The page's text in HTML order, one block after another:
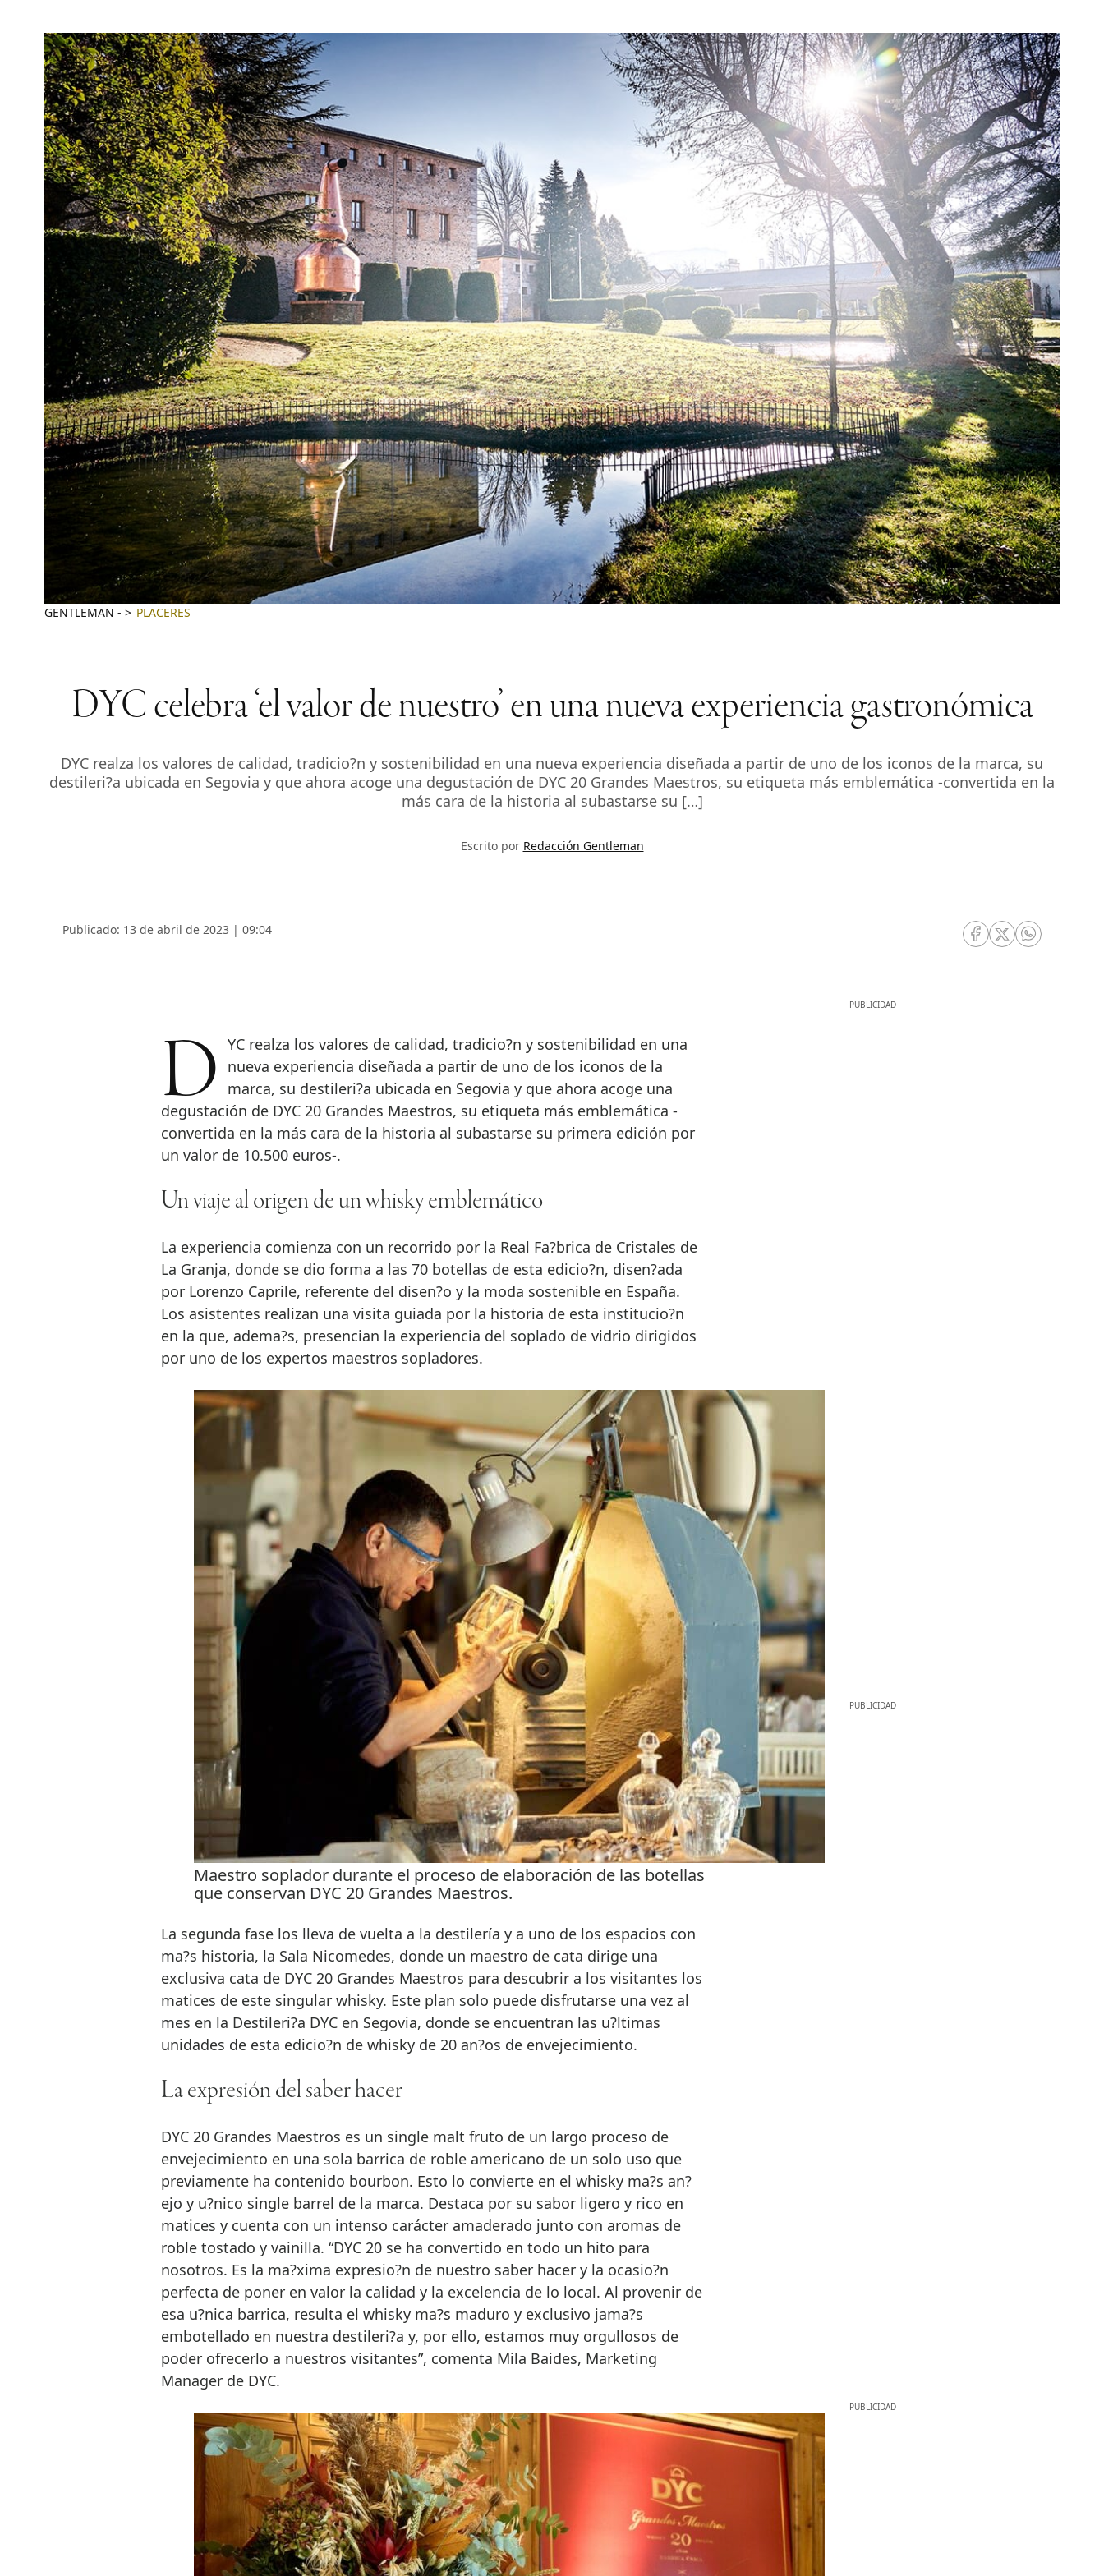
GENTLEMAN - PLACERES
DYC celebra ‘el valor de nuestro’ en una nueva experiencia gastronómica
DYC realza los valores de calidad, tradicio?n y sostenibilidad en una nueva experiencia diseñada a partir de uno de los iconos de la marca, su
destileri?a ubicada en Segovia y que ahora acoge una degustación de DYC 20 Grandes Maestros, su etiqueta más emblemática -convertida en la
más cara de la historia al subastarse su […]
Escrito por Redacción Gentleman
Publicado: 13 de abril de 2023 | 09:04
RRSS Facebook
RRSS Twitter
RRSS
DYC realza los valores de calidad, tradicio?n y sostenibilidad en una
nueva experiencia diseñada a partir de uno de los iconos de la
marca, su destileri?a ubicada en Segovia y que ahora acoge una
degustación de DYC 20 Grandes Maestros, su etiqueta más emblemática -
convertida en la más cara de la historia al subastarse su primera edición por
un valor de 10.500 euros-.
Un viaje al origen de un whisky emblemático
La experiencia comienza con un recorrido por la Real Fa?brica de Cristales de
La Granja, donde se dio forma a las 70 botellas de esta edicio?n, disen?ada
por Lorenzo Caprile, referente del disen?o y la moda sostenible en España.
Los asistentes realizan una visita guiada por la historia de esta institucio?n
en la que, adema?s, presencian la experiencia del soplado de vidrio dirigidos
por uno de los expertos maestros sopladores.
Maestro soplador durante el proceso de elaboración de las botellas
que conservan DYC 20 Grandes Maestros.
La segunda fase los lleva de vuelta a la destilería y a uno de los espacios con
ma?s historia, la Sala Nicomedes, donde un maestro de cata dirige una
exclusiva cata de DYC 20 Grandes Maestros para descubrir a los visitantes los
matices de este singular whisky. Este plan solo puede disfrutarse una vez al
mes en la Destileri?a DYC en Segovia, donde se encuentran las u?ltimas
unidades de esta edicio?n de whisky de 20 an?os de envejecimiento.
La expresión del saber hacer
DYC 20 Grandes Maestros es un single malt fruto de un largo proceso de
envejecimiento en una sola barrica de roble americano de un solo uso que
previamente ha contenido bourbon. Esto lo convierte en el whisky ma?s an?
ejo y u?nico single barrel de la marca. Destaca por su sabor ligero y rico en
matices y cuenta con un intenso carácter amaderado junto con aromas de
roble tostado y vainilla. “DYC 20 se ha convertido en todo un hito para
nosotros. Es la ma?xima expresio?n de nuestro saber hacer y la ocasio?n
perfecta de poner en valor la calidad y la excelencia de lo local. Al provenir de
esa u?nica barrica, resulta el whisky ma?s maduro y exclusivo jama?s
embotellado en nuestra destileri?a y, por ello, estamos muy orgullosos de
poder ofrecerlo a nuestros visitantes”, comenta Mila Baides, Marketing
Manager de DYC.